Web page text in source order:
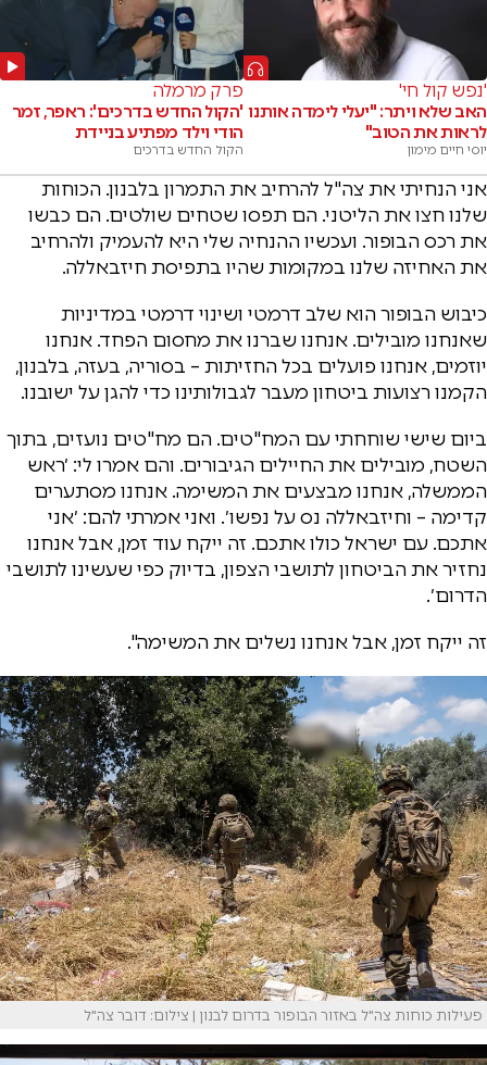
'נפש קול חי'
האב שלא ויתר: "יעלי לימדה אותנו
לראות את הטוב"
יוסי חיים מימון
פרק מרמלה
'הקול החדש בדרכים': ראפר, זמר
הודי וילד מפתיע בניידת
הקול החדש בדרכים
אני הנחיתי את צה"ל להרחיב את התמרון בלבנון. הכוחות
שלנו חצו את הליטני. הם תפסו שטחים שולטים. הם כבשו
את רכס הבופור. ועכשיו ההנחיה שלי היא להעמיק ולהרחיב
את האחיזה שלנו במקומות שהיו בתפיסת חיזבאללה.
כיבוש הבופור הוא שלב דרמטי ושינוי דרמטי במדיניות
שאנחנו מובילים. אנחנו שברנו את מחסום הפחד. אנחנו
יוזמים, אנחנו פועלים בכל החזיתות – בסוריה, בעזה, בלבנון,
הקמנו רצועות ביטחון מעבר לגבולותינו כדי להגן על ישובנו.
ביום שישי שוחחתי עם המח"טים. הם מח"טים נועזים, בתוך
השטח, מובילים את החיילים הגיבורים. והם אמרו לי: ׳ראש
הממשלה, אנחנו מבצעים את המשימה. אנחנו מסתערים
קדימה – וחיזבאללה נס על נפשו׳. ואני אמרתי להם: ׳אני
אתכם. עם ישראל כולו אתכם. זה ייקח עוד זמן, אבל אנחנו
נחזיר את הביטחון לתושבי הצפון, בדיוק כפי שעשינו לתושבי
הדרום׳.
זה ייקח זמן, אבל אנחנו נשלים את המשימה".
פעילות כוחות צה"ל באזור הבופור בדרום לבנון | צילום: דובר צה"ל